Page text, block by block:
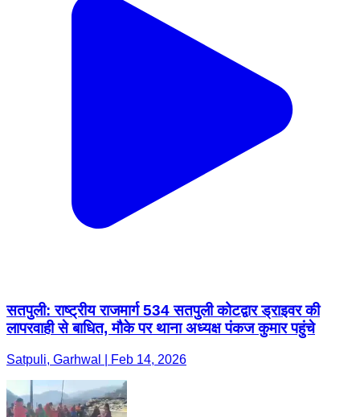
सतपुली: राष्ट्रीय राजमार्ग 534 सतपुली कोटद्वार ड्राइवर की
लापरवाही से बाधित, मौके पर थाना अध्यक्ष पंकज कुमार पहुंचे
Satpuli, Garhwal | Feb 14, 2026